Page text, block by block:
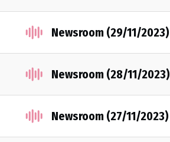
Newsroom (29/11/2023)
Newsroom (28/11/2023)
Newsroom (27/11/2023)